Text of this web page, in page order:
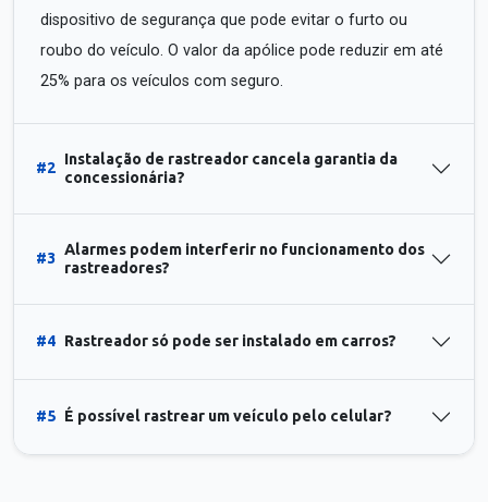
dispositivo de segurança que pode evitar o furto ou
roubo do veículo. O valor da apólice pode reduzir em até
25% para os veículos com seguro.
#2
Instalação de rastreador cancela garantia da
concessionária?
#3
Alarmes podem interferir no funcionamento dos
rastreadores?
#4 Rastreador só pode ser instalado em carros?
#5 É possível rastrear um veículo pelo celular?